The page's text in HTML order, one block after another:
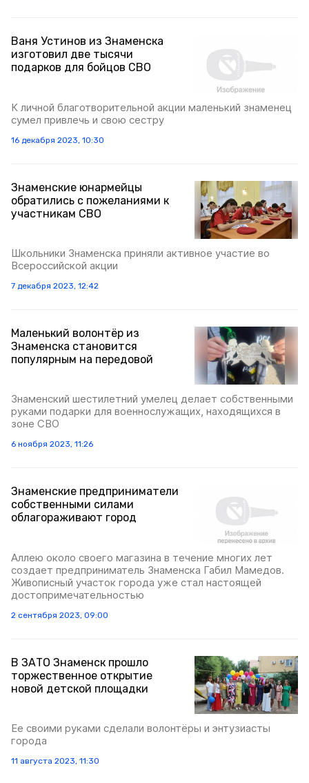
Ваня Устинов из Знаменска
изготовил две тысячи
подарков для бойцов СВО
К личной благотворительной акции маленький знаменец
сумел привлечь и свою сестру
16 декабря 2023, 10:30
Знаменские юнармейцы
обратились с пожеланиями к
участникам СВО
Школьники Знаменска приняли активное участие во
Всероссийской акции
7 декабря 2023, 12:42
Маленький волонтёр из
Знаменска становится
популярным на передовой
Знаменский шестилетний умелец делает собственными
руками подарки для военнослужащих, находящихся в
зоне СВО
6 ноября 2023, 11:26
Знаменские предприниматели
собственными силами
облагораживают город
Аллею около своего магазина в течение многих лет
создает предприниматель Знаменска Габил Мамедов.
Живописный участок города уже стал настоящей
достопримечательностью
2 сентября 2023, 09:00
В ЗАТО Знаменск прошло
торжественное открытие
новой детской площадки
Ее своими руками сделали волонтёры и энтузиасты
города
11 августа 2023, 11:30